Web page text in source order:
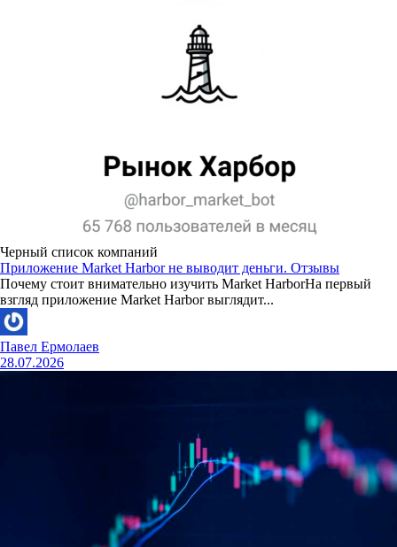
Черный список компаний
Приложение Market Harbor не выводит деньги. Отзывы
Почему стоит внимательно изучить Market HarborНа первый
взгляд приложение Market Harbor выглядит...
Павел Ермолаев
28.07.2026